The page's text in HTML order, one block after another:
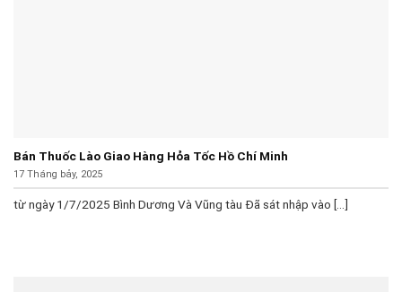
Bán Thuốc Lào Giao Hàng Hỏa Tốc Hồ Chí Minh
17 Tháng bảy, 2025
từ ngày 1/7/2025 Bình Dương Và Vũng tàu Đã sát nhập vào [...]